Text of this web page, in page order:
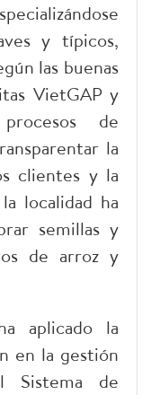
y típicos,
las buenas
VietGAP y
de
la
clientes y la
localidad ha
semillas y
de arroz y
aplicado la
en la gestión
Sistema de